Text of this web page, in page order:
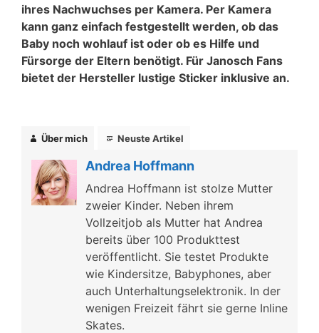
ihres Nachwuchses per Kamera. Per Kamera
kann ganz einfach festgestellt werden, ob das
Baby noch wohlauf ist oder ob es Hilfe und
Fürsorge der Eltern benötigt. Für Janosch Fans
bietet der Hersteller lustige Sticker inklusive an.
Über mich Neuste Artikel
Andrea Hoffmann
Andrea Hoffmann ist stolze Mutter
zweier Kinder. Neben ihrem
Vollzeitjob als Mutter hat Andrea
bereits über 100 Produkttest
veröffentlicht. Sie testet Produkte
wie Kindersitze, Babyphones, aber
auch Unterhaltungselektronik. In der
wenigen Freizeit fährt sie gerne Inline
Skates.